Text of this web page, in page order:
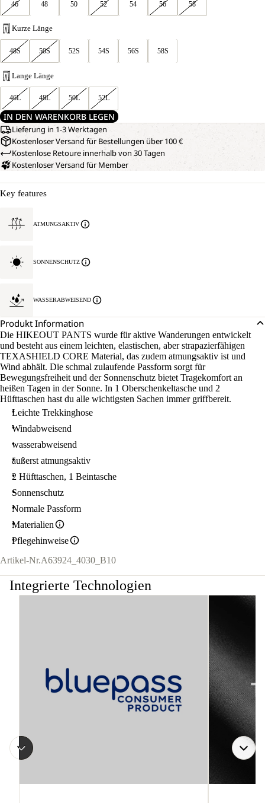
46 48 50 52 54 56 58
Kurze Länge
48S 50S 52S 54S 56S 58S
Lange Länge
46L 48L 50L 52L
IN DEN WARENKORB LEGEN
Lieferung in 1-3 Werktagen
Kostenloser Versand für Bestellungen über 100 €
Kostenlose Retoure innerhalb von 30 Tagen
Kostenloser Versand für Member
Key features
ATMUNGSAKTIV
SONNENSCHUTZ
WASSERABWEISEND
Produkt Information
Die HIKEOUT PANTS wurde für aktive Wanderungen entwickelt
und besteht aus einem leichten, elastischen, aber strapazierfähigen
TEXASHIELD CORE Material, das zudem atmungsaktiv ist und
Wind abhält. Die schmal zulaufende Passform sorgt für
Bewegungsfreiheit und der Sonnenschutz bietet Tragekomfort an
heißen Tagen in der Sonne. In 1 Oberschenkeltasche und 2
Hüfttaschen hast du alle wichtigsten Sachen immer griffbereit.
Leichte Trekkinghose
Windabweisend
wasserabweisend
äußerst atmungsaktiv
2 Hüfttaschen, 1 Beintasche
Sonnenschutz
Normale Passform
Materialien
Pflegehinweise
Artikel-Nr.A63924_4030_B10
Integrierte Technologien